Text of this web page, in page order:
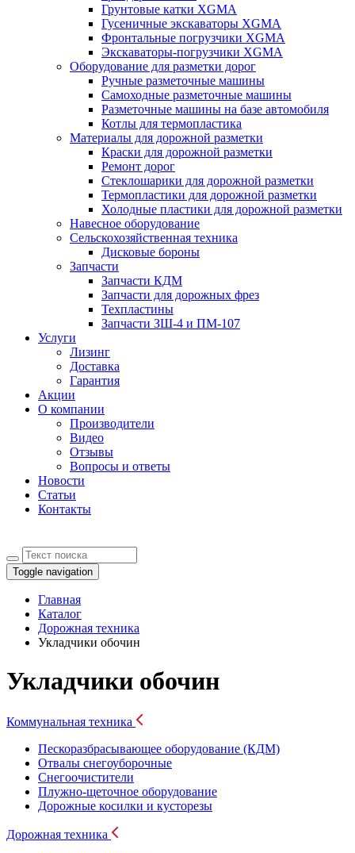
Грунтовые катки XGMA
Гусеничные экскаваторы XGMA
Фронтальные погрузчики XGMA
Экскаваторы-погрузчики XGMA
Оборудование для разметки дорог
Ручные разметочные машины
Самоходные разметочные машины
Разметочные машины на базе автомобиля
Котлы для термопластика
Материалы для дорожной разметки
Краски для дорожной разметки
Ремонт дорог
Стеклошарики для дорожной разметки
Термопластики для дорожной разметки
Холодные пластики для дорожной разметки
Навесное оборудование
Сельскохозяйственная техника
Дисковые бороны
Запчасти
Запчасти КДМ
Запчасти для дорожных фрез
Техпластины
Запчасти ЗШ-4 и ПМ-107
Услуги
Лизинг
Доставка
Гарантия
Акции
О компании
Производители
Видео
Отзывы
Вопросы и ответы
Новости
Статьи
Контакты
Toggle navigation
Главная
Каталог
Дорожная техника
Укладчики обочин
Укладчики обочин
Коммунальная техника
Пескоразбрасывающее оборудование (КДМ)
Отвалы снегоуборочные
Снегоочистители
Плужно-щеточное оборудование
Дорожные косилки и кусторезы
Дорожная техника